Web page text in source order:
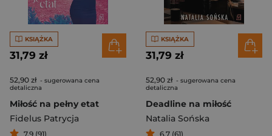
KSIĄŻKA
31,79 zł
52,90 zł - sugerowana cena
detaliczna
Miłość na pełny etat
Fidelus Patrycja
7,9 (91)
KSIĄŻKA
31,79 zł
52,90 zł - sugerowana cena
detaliczna
Deadline na miłość
Natalia Sońska
6,7 (61)